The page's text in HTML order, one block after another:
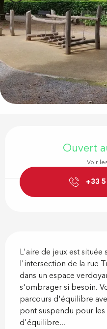
Ouvert
Voir
+33
L'aire de jeux est située
l'intersection de la rue
dans un espace
s'ombrager si besoin.
parcours d'équilibre
pont suspendu pour les
d'équilibre...